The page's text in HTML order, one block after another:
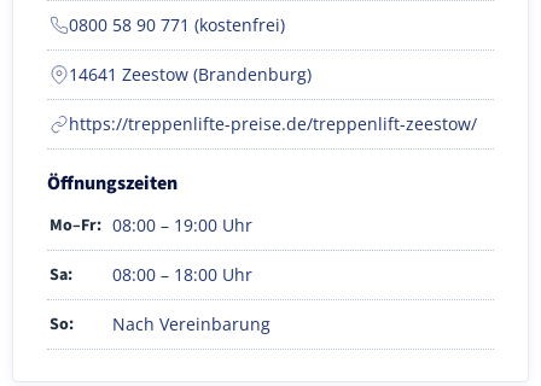
0800 58 90 771 (kostenfrei)
14641 Zeestow (Brandenburg)
https://treppenlifte-preise.de/treppenlift-zeestow/
Öffnungszeiten
Mo–Fr: 08:00 – 19:00 Uhr
Sa: 08:00 – 18:00 Uhr
So: Nach Vereinbarung